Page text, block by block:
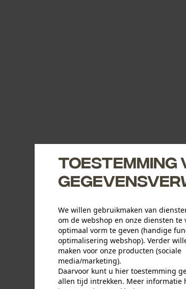
Toestemming
We willen gebruikmaken van
om de webshop en onze diensten te
optimaal vorm te geven (handige
optimalisering webshop). Verder
maken voor onze producten (sociale
media/marketing).
Daarvoor kunt u hier toestemming
allen tijd intrekken. Meer informatie